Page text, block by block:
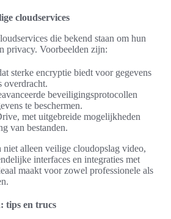
cloudservices
die bekend staan om hun
privacy. Voorbeelden zijn:
sterke encryptie biedt voor gegevens
overdracht.
beveiligingsprotocollen
te beschermen.
met uitgebreide mogelijkheden
van bestanden.
niet alleen veilige cloudopslag video,
interfaces en integraties met
maakt voor zowel professionele als
tips en trucs